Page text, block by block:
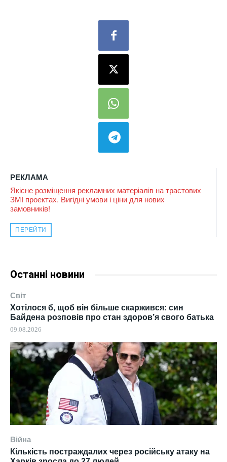
РЕКЛАМА
Якісне розміщення рекламних матеріалів на трастових
ЗМІ проектах. Вигідні умови і ціни для нових
замовників!
ПЕРЕЙТИ
Останні новини
Світ
Хотілося б, щоб він більше скаржився: син
Байдена розповів про стан здоров’я свого батька
09.08.2026
Війна
Кількість постраждалих через російську атаку на